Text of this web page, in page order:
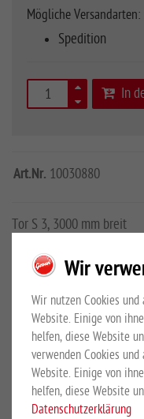
Mögliche Versandarten:
Spedition
In
Art.Nr. 10030880
Tor S 3, 3000 mm breit
Mehr Details
Sicherheitshinweise
Tor S 3, 3000 mm breit
Wir
Wir nutzen Cookies
Website. Einige von
helfen, diese Website
verwenden Cookies
Website. Einige von
helfen, diese Website
Datenschutzerklärung